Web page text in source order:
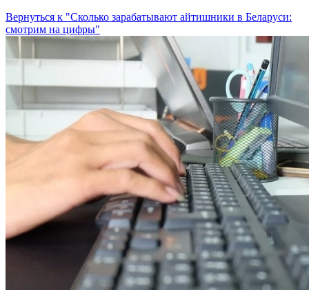
Вернуться к "Сколько зарабатывают айтишники в Беларуси:
смотрим на цифры"